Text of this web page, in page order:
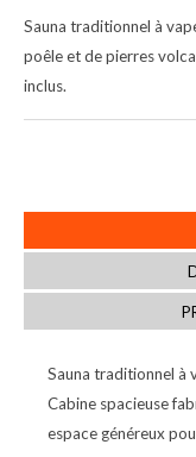
Sauna traditionnel à
poêle et de pierres
inclus.
Sauna traditionnel à
Cabine spacieuse
espace généreux